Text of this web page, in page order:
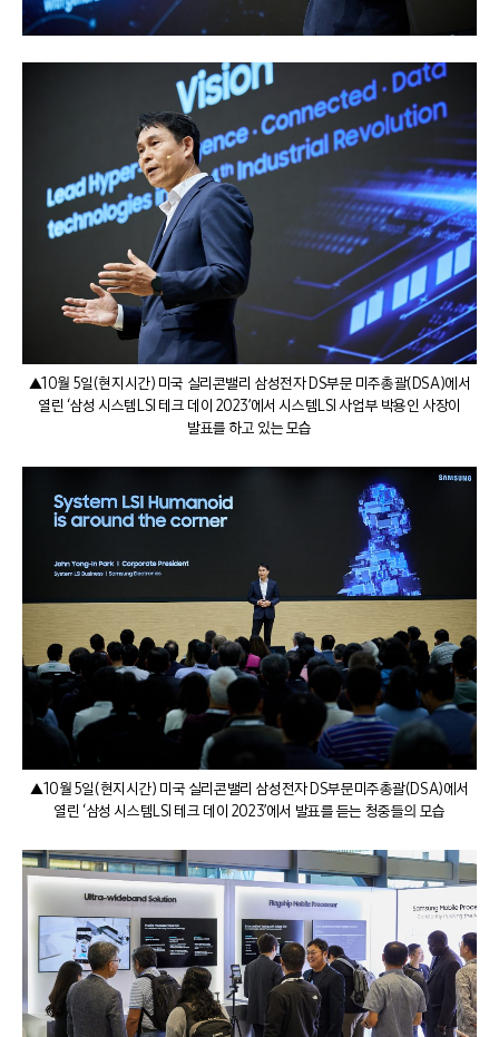
▲10월 5일(현지시간) 미국 실리콘밸리 삼성전자 DS부문 미주총괄(DSA)에서
열린 ‘삼성 시스템LSI 테크 데이 2023’에서 시스템LSI 사업부 박용인 사장이
발표를 하고 있는 모습
▲10월 5일(현지시간) 미국 실리콘밸리 삼성전자 DS부문미주총괄(DSA)에서
열린 ‘삼성 시스템LSI 테크 데이 2023’에서 발표를 듣는 청중들의 모습